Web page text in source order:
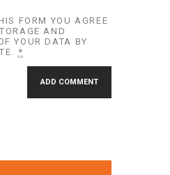
FORM YOU AGREE
AND
YOUR DATA BY
*